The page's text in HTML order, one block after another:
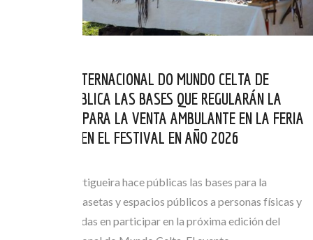
EL FESTIVAL INTERNACIONAL DO MUNDO CELTA DE
ORTIGUEIRA PUBLICA LAS BASES QUE REGULARÁN LA
AUTORIZACIÓN PARA LA VENTA AMBULANTE EN LA FERIA
DE ARTESANÍA EN EL FESTIVAL EN AÑO 2026
El Concello de Ortigueira hace públicas las bases para la
adjudicación de casetas y espacios públicos a personas físicas y
jurídicas interesadas en participar en la próxima edición del